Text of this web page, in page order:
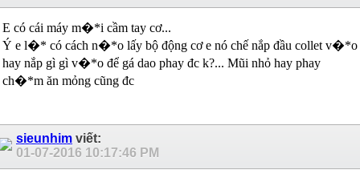
E có cái máy m�*i cầm tay cơ...
Ý e l�* có cách n�*o lấy bộ động cơ e nó chế nắp đầu collet v�*o
hay nắp gì gì v�*o để gá dao phay đc k?... Mũi nhỏ hay phay
ch�*m ăn mỏng cũng đc
sieunhim viết:
01-07-2016 10:17:46 PM